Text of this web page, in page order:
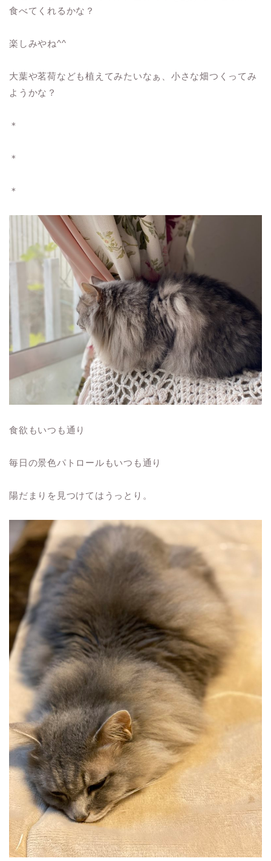
食べてくれるかな？
楽しみやね^^
大葉や茗荷なども植えてみたいなぁ、小さな畑つくってみ
ようかな？
＊
＊
＊
食欲もいつも通り
毎日の景色パトロールもいつも通り
陽だまりを見つけてはうっとり。